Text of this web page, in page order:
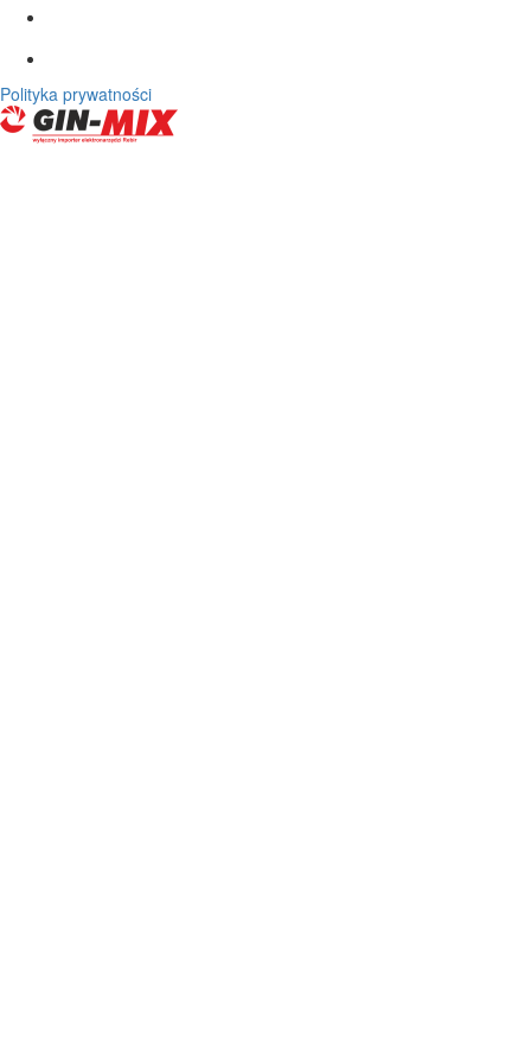
Polityka prywatności